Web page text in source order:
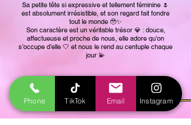
Sa petite tête si expressive et tellement féminine 🌷
est absolument irrésistible, et son regard fait fondre
tout le monde 🥹✨
Son caractère est un véritable trésor 💎 : douce,
affectueuse et proche de nous, elle adore qu’on
s’occupe d’elle 🤍 et nous le rend au centuple chaque
jour 💫
Phone TikTok Email Instagram